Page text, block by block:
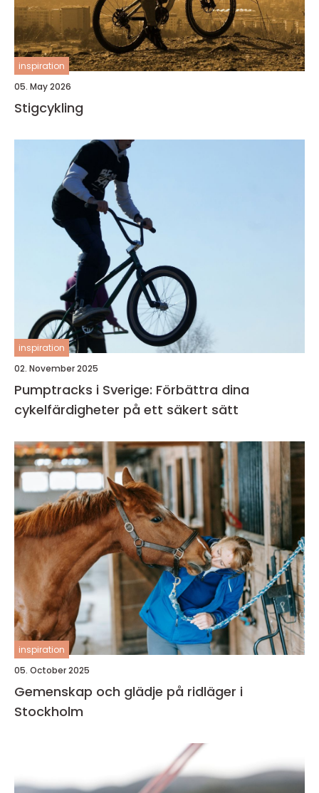
inspiration
05. May 2026
Stigcykling
inspiration
02. November 2025
Pumptracks i Sverige: Förbättra dina
cykelfärdigheter på ett säkert sätt
inspiration
05. October 2025
Gemenskap och glädje på ridläger i
Stockholm